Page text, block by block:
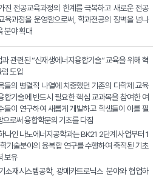
진 전공교육과정의 한계를 극복하고 새로운 전공
육과정을 운영함으로써, 학과전공의 장벽을 넘나
분야 확대
관련된 “신재생에너지융합기술” 교육을 위해 혁
도입
들의 병렬적 나열에 치중했던 기존의 다학제 교육
합기술에 반드시 필요한 핵심 교과목을 참여한 여
들이 연구하여 새롭게 개발하고 학생들이 이를 필
으로써 융합학문의 기초를 다짐
나인 나노에너지공학과는 BK21 2단계 사업부터 1
기술분야의 융복합 연구를 수행하여 축적된 기초
보유
소재시스템공학, 광메카트로닉스 분야와 협업하